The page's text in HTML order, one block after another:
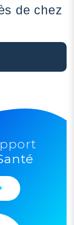
de chez